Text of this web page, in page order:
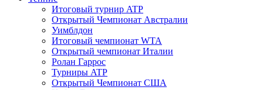
Итоговый турнир ATP
Открытый Чемпионат Австралии
Уимблдон
Итоговый чемпионат WTA
Открытый чемпионат Италии
Ролан Гаррос
Турниры ATP
Открытый Чемпионат США